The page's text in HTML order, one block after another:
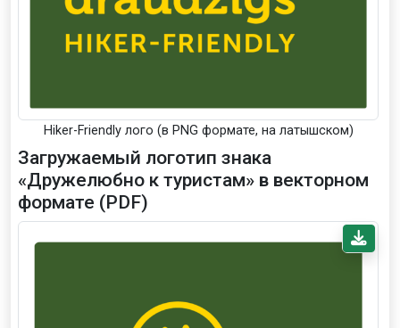
Hiker-Friendly лого (в PNG формате, на латышском)
Загружаемый логотип знака
«Дружелюбно к туристам» в векторном
формате (PDF)